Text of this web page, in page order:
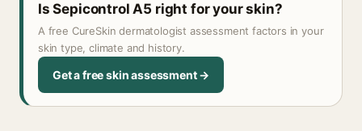
Is Sepicontrol A5 right for your skin?
A free CureSkin dermatologist assessment factors in your
skin type, climate and history.
Get a free skin assessment →